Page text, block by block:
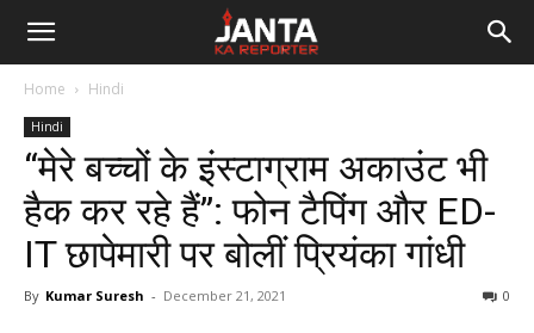
Janta
Reporter
Home Hindi
Hindi
“मेरे बच्चों के इंस्टाग्राम अकाउंट भी
हैक कर रहे हैं”: फोन टैपिंग और ED-
IT छापेमारी पर बोलीं प्रियंका गांधी
By Kumar Suresh - December 21, 2021 0